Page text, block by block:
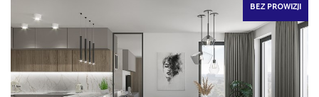
BEZ PROWIZJI